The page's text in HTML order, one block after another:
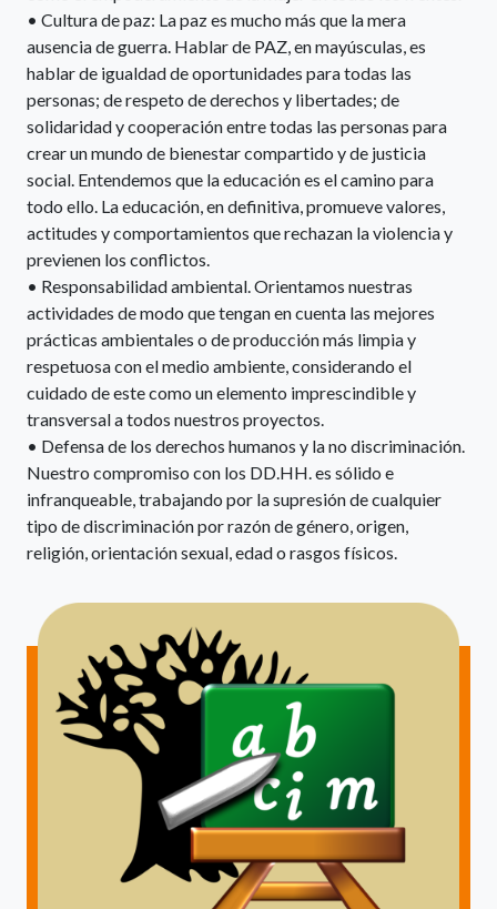
• Cultura de paz: La paz es mucho más que la mera
ausencia de guerra. Hablar de PAZ, en mayúsculas, es
hablar de igualdad de oportunidades para todas las
personas; de respeto de derechos y libertades; de
solidaridad y cooperación entre todas las personas para
crear un mundo de bienestar compartido y de justicia
social. Entendemos que la educación es el camino para
todo ello. La educación, en definitiva, promueve valores,
actitudes y comportamientos que rechazan la violencia y
previenen los conflictos.
• Responsabilidad ambiental. Orientamos nuestras
actividades de modo que tengan en cuenta las mejores
prácticas ambientales o de producción más limpia y
respetuosa con el medio ambiente, considerando el
cuidado de este como un elemento imprescindible y
transversal a todos nuestros proyectos.
• Defensa de los derechos humanos y la no discriminación.
Nuestro compromiso con los DD.HH. es sólido e
infranqueable, trabajando por la supresión de cualquier
tipo de discriminación por razón de género, origen,
religión, orientación sexual, edad o rasgos físicos.